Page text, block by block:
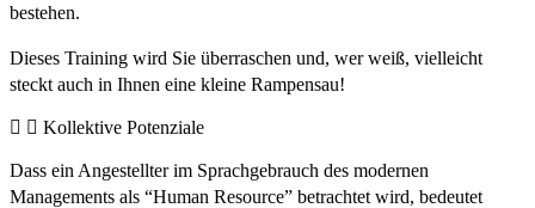
bestehen.
Dieses Training wird Sie überraschen und, wer weiß, vielleicht
steckt auch in Ihnen eine kleine Rampensau!
Kollektive Potenziale
Dass ein Angestellter im Sprachgebrauch des modernen
Managements als “Human Resource” betrachtet wird, bedeutet